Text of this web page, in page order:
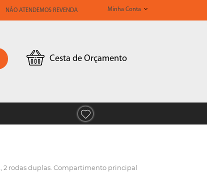
NÃO ATENDEMOS REVENDA Minha Conta
Cesta de Orçamento
2 rodas duplas. Compartimento principal